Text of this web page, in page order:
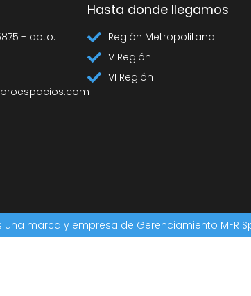
- dpto.
Hasta donde llegamos
Región Metropolitana
V Región
VI Región
una marca y empresa de Gerenciamiento MFR